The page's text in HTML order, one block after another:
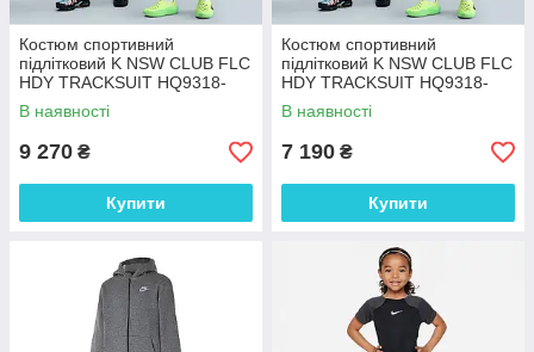
Костюм спортивний
підлітковий K NSW CLUB FLC
HDY TRACKSUIT HQ9318-
010 Nike L Чорний HQ9318-
010
В наявності
9 270 ₴
Купити
Костюм спортивний
підлітковий K NSW CLUB FLC
HDY TRACKSUIT HQ9318-
010 Nike L Чорний HQ9318-
010
В наявності
7 190 ₴
Купити